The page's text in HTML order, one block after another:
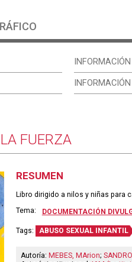
FUERZA
RESUMEN
Libro dirigido a nilos y niñas para
Tema:
DOCUMENTACIÓN
Tags: ABUSO SEXUAL INFANTIL
Autoría: MEBES, MArion;